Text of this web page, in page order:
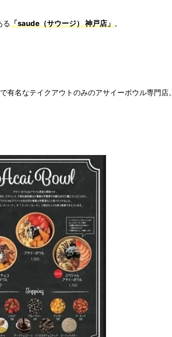
る「saude（サウージ） 神戸店」。
有名なテイクアウトのみのアサイーボウル専門店。